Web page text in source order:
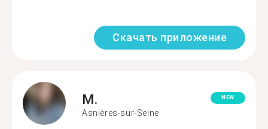
Скачать приложение
M.
Asnières-sur-Seine
NEW